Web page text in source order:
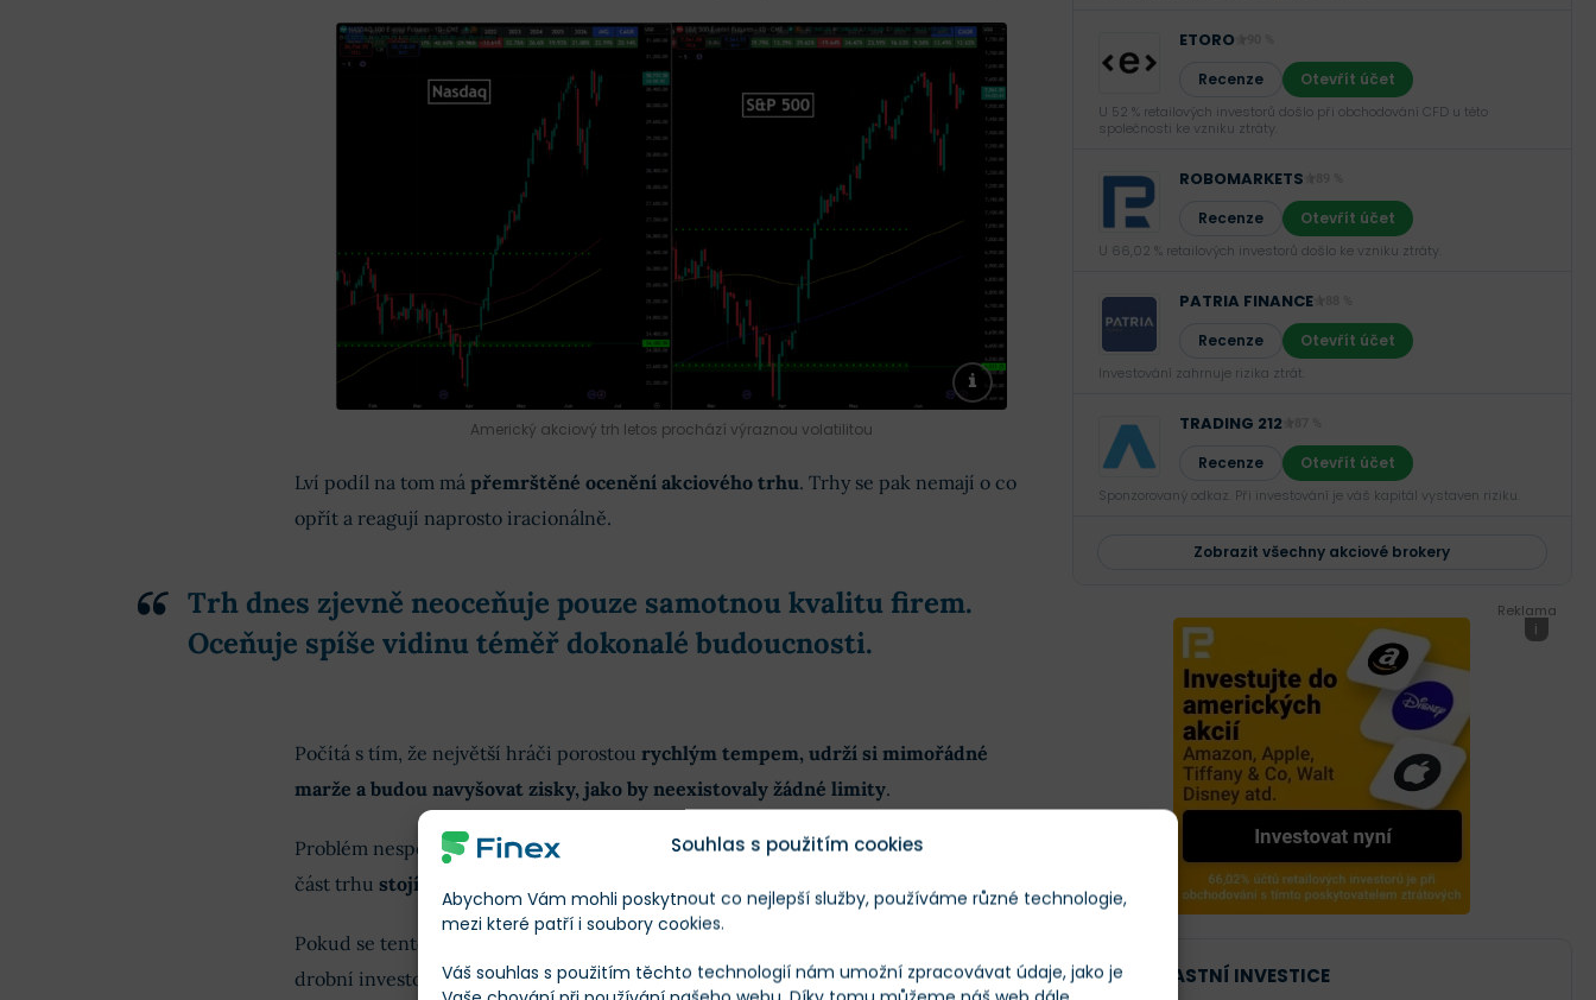
Souhlas s použitím cookies
Abychom Vám mohli poskytnout co nejlepší služby, používáme různé technologie,
mezi které patří i soubory cookies.
Váš souhlas s použitím těchto technologií nám umožní zpracovávat údaje, jako je
Americký akciový trh letos prochází výraznou volatilitou
Lví podíl na tom má přemrštěné ocenění akciového trhu. Trhy se pak nemají o co
opřít a reagují naprosto iracionálně.
Trh dnes zjevně neoceňuje pouze samotnou kvalitu firem.
Oceňuje spíše vidinu téměř dokonalé budoucnosti.
Počítá s tím, že největší hráči porostou rychlým tempem, udrží si mimořádné
marže a budou navyšovat zisky, jako by neexistovaly žádné limity.
Problém nespočívá pouze v tom, že jsou velké akcie drahé. Zásadní je fakt, že velká
část trhu stojí na křehkém předpokladu neustále rostoucí ziskovosti
Pokud se tento příběh začne hroutit, může masivní přecenění přijít rychleji, než
drobní investoři čekají.
ETORO
Recenze Otevřít účet
U 52 % retailových investorů došlo při obchodování CFD u této
společnosti ke vzniku ztráty.
ROBOMARKETS
Recenze Otevřít účet
U 66,02 % retailových investorů došlo ke vzniku ztráty.
PATRIA FINANCE
Recenze Otevřít účet
Investování zahrnuje rizika ztrát.‎
TRADING 212
Recenze Otevřít účet
Sponzorovaný odkaz. Při investování je váš kapitál vystaven riziku.
Zobrazit všechny akciové brokery
Reklama
i
NAŠE VLASTNÍ INVESTICE